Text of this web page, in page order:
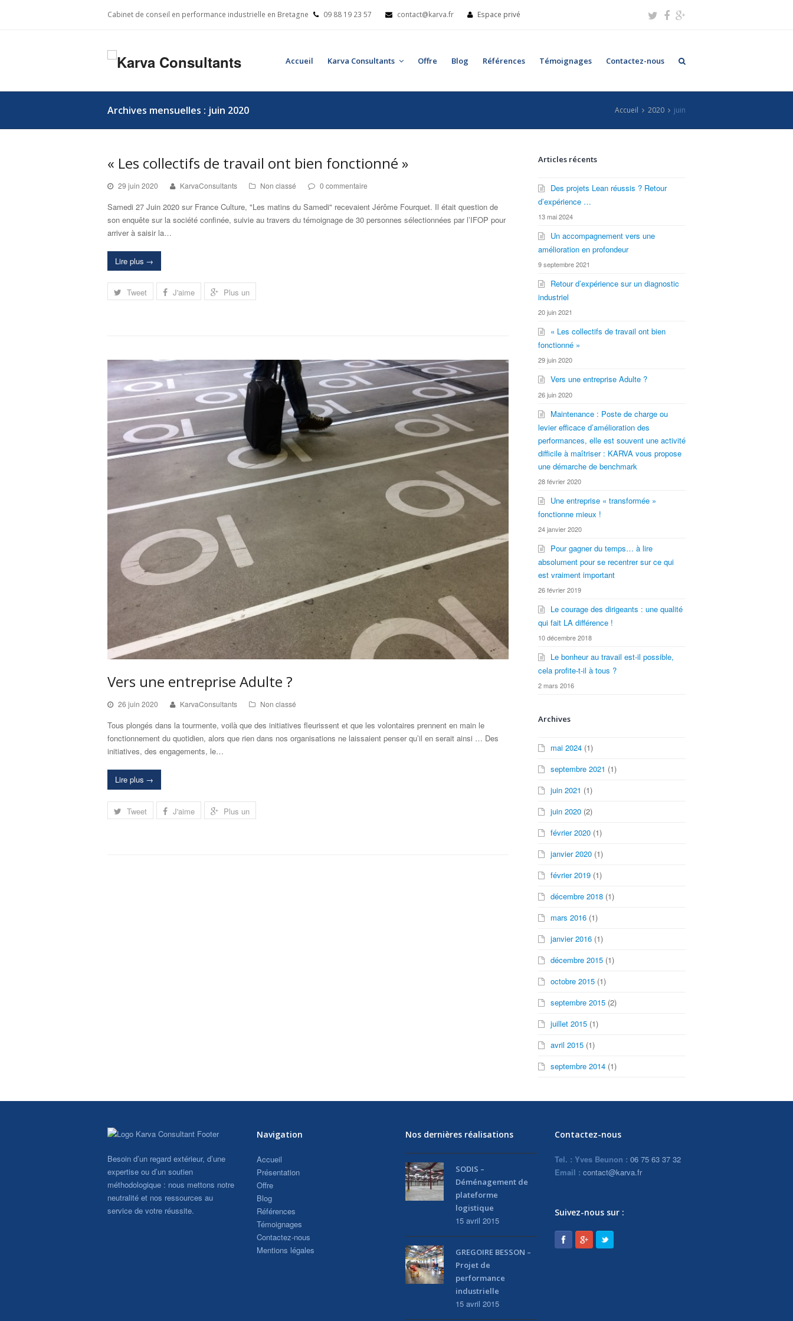
Cabinet de conseil en performance industrielle en Bretagne 09 88 19 23 57 contact@karva.fr Espace privé
Accueil Karva Consultants Offre Blog Références Témoignages Contactez-nous
Archives mensuelles : juin 2020 Accueil 2020 juin
« Les collectifs de travail ont bien fonctionné »
29 juin 2020 KarvaConsultants Non classé 0 commentaire
Samedi 27 Juin 2020 sur France Culture, "Les matins du Samedi" recevaient Jérôme Fourquet. Il était question de
son enquête sur la société confinée, suivie au travers du témoignage de 30 personnes sélectionnées par l’IFOP pour
arriver à saisir la…
Lire plus →
Tweet J'aime Plus un
Vers une entreprise Adulte ?
26 juin 2020 KarvaConsultants Non classé
Tous plongés dans la tourmente, voilà que des initiatives fleurissent et que les volontaires prennent en main le
fonctionnement du quotidien, alors que rien dans nos organisations ne laissaient penser qu’il en serait ainsi … Des
initiatives, des engagements, le…
Lire plus →
Tweet J'aime Plus un
Articles récents
Des projets Lean réussis ? Retour
d’expérience …
13 mai 2024
Un accompagnement vers une
amélioration en profondeur
9 septembre 2021
Retour d’expérience sur un diagnostic
industriel
20 juin 2021
« Les collectifs de travail ont bien
fonctionné »
29 juin 2020
Vers une entreprise Adulte ?
26 juin 2020
Maintenance : Poste de charge ou
levier efficace d’amélioration des
performances, elle est souvent une activité
difficile à maîtriser : KARVA vous propose
une démarche de benchmark
28 février 2020
Une entreprise « transformée »
fonctionne mieux !
24 janvier 2020
Pour gagner du temps… à lire
absolument pour se recentrer sur ce qui
est vraiment important
26 février 2019
Le courage des dirigeants : une qualité
qui fait LA différence !
10 décembre 2018
Le bonheur au travail est-il possible,
cela profite-t-il à tous ?
2 mars 2016
Archives
mai 2024 (1)
septembre 2021 (1)
juin 2021 (1)
juin 2020 (2)
février 2020 (1)
janvier 2020 (1)
février 2019 (1)
décembre 2018 (1)
mars 2016 (1)
janvier 2016 (1)
décembre 2015 (1)
octobre 2015 (1)
septembre 2015 (2)
juillet 2015 (1)
avril 2015 (1)
septembre 2014 (1)
Besoin d’un regard extérieur, d’une
expertise ou d’un soutien
méthodologique : nous mettons notre
neutralité et nos ressources au
service de votre réussite.
Navigation
Accueil
Présentation
Offre
Blog
Références
Témoignages
Contactez-nous
Mentions légales
Nos dernières réalisations
SODIS –
Déménagement de
plateforme
logistique
15 avril 2015
GREGOIRE BESSON –
Projet de
performance
industrielle
15 avril 2015
Contactez-nous
Tel. : Yves Beunon : 06 75 63 37 32
Email : contact@karva.fr
Suivez-nous sur :